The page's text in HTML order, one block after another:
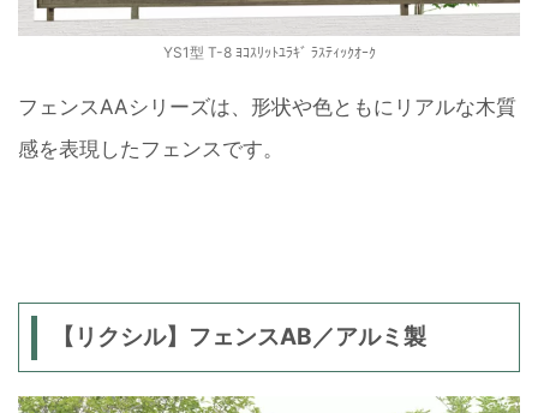
YS1型 T-8 ﾖｺｽﾘｯﾄﾕﾗｷﾞ ﾗｽﾃｨｯｸｵｰｸ
フェンスAAシリーズは、形状や色ともにリアルな木質
感を表現したフェンスです。
【リクシル】フェンスAB／アルミ製